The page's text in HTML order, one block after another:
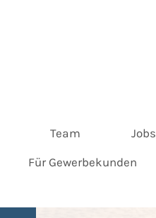
Team Jobs
Für Gewerbekunden